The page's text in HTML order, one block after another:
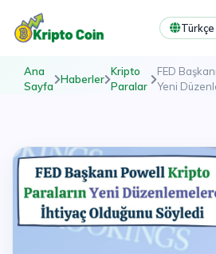
Türkçe
Ana
Sayfa
Haberler
Kripto
Paralar
FED
Yeni